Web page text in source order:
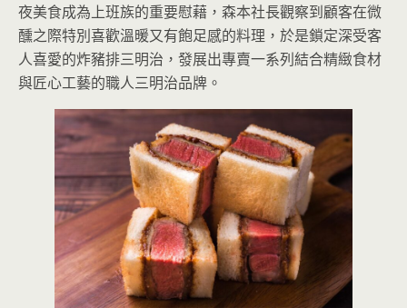
夜美食成為上班族的重要慰藉，森本社長觀察到顧客在微
醺之際特別喜歡溫暖又有飽足感的料理，於是鎖定深受客
人喜愛的炸豬排三明治，發展出專賣一系列結合精緻食材
與匠心工藝的職人三明治品牌。